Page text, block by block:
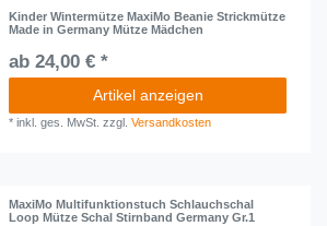
Kinder Wintermütze MaxiMo Beanie Strickmütze
Made in Germany Mütze Mädchen
ab 24,00 € *
Artikel anzeigen
*inkl. ges. MwSt. zzgl.Versandkosten
MaxiMo Multifunktionstuch Schlauchschal
Loop Mütze Schal Stirnband Germany Gr.1